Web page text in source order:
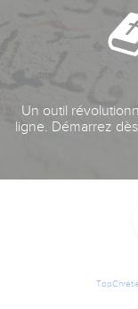
Un outil
ligne. Démarrez